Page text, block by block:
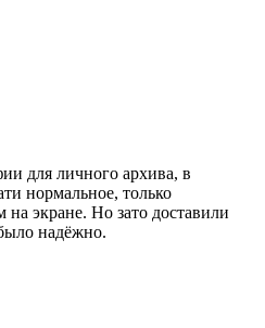
для личного архива, в
нормальное, только
на экране. Но зато доставили
надёжно.